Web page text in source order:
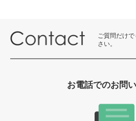
ご質問だけ
さい。
お電話でのお問